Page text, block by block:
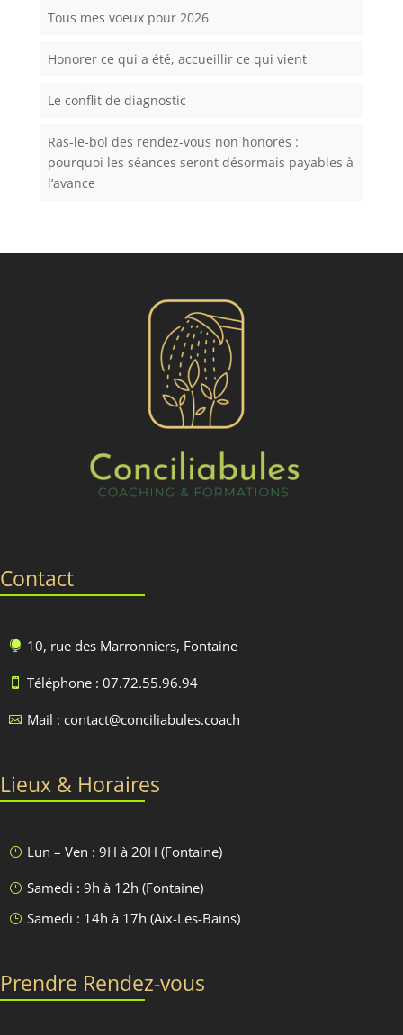
Tous mes voeux pour 2026
Honorer ce qui a été, accueillir ce qui vient
Le conflit de diagnostic
Ras-le-bol des rendez-vous non honorés :
pourquoi les séances seront désormais payables à
l’avance
Contact
 10, rue des Marronniers, Fontaine
 Téléphone : 07.72.55.96.94
 Mail : contact@conciliabules.coach
Lieux & Horaires
} Lun – Ven : 9H à 20H (Fontaine)
} Samedi : 9h à 12h (Fontaine)
} Samedi : 14h à 17h (Aix-Les-Bains)
Prendre Rendez-vous